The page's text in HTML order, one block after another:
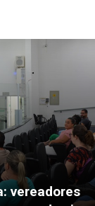
vereadores